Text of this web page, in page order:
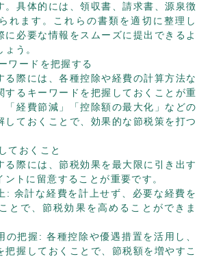
。具体的には、領収書、請求書、源泉徴
れます。これらの書類を適切に整理し
に必要な情報をスムーズに提出できるよ
う。
ワードを把握する
る際には、各種控除や経費の計算方法な
するキーワードを把握しておくことが重
「経費節減」「控除額の最大化」などの
しておくことで、効果的な節税策を打つ
ておくこと
る際には、節税効果を最大限に引き出す
ントに留意することが重要です。
: 余計な経費を計上せず、必要な経費を
とで、節税効果を高めることができま
の把握: 各種控除や優遇措置を活用し、
把握しておくことで、節税額を増やすこ